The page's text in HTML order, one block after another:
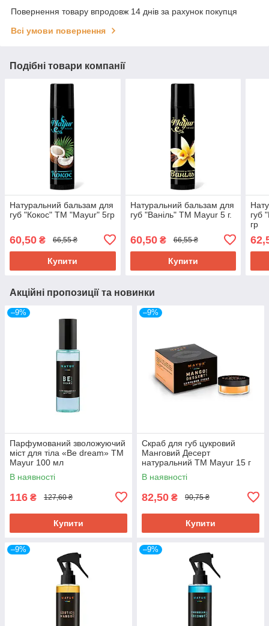
Повернення товару впродовж 14 днів за рахунок покупця
Всі умови повернення
Подібні товари компанії
Натуральний бальзам для
губ "Кокос" ТМ "Mayur" 5гр
60,50 ₴ 66,55 ₴
Купити
Натуральний бальзам для
губ "Ваніль" TM Mayur 5 г.
60,50₴ 66,55 ₴
Купити
губ
гр
Акційні пропозиції та новинки
–9%
Парфумований зволожуючий
міст для тіла «Be dream» ТМ
Mayur 100 мл
В наявності
116 ₴ 127,60 ₴
Купити
–9%
Скраб для губ цукровий
Манговий Десерт
натуральний ТМ Mayur 15 г
В наявності
82,50 ₴ 90,75 ₴
Купити
–9% –9%